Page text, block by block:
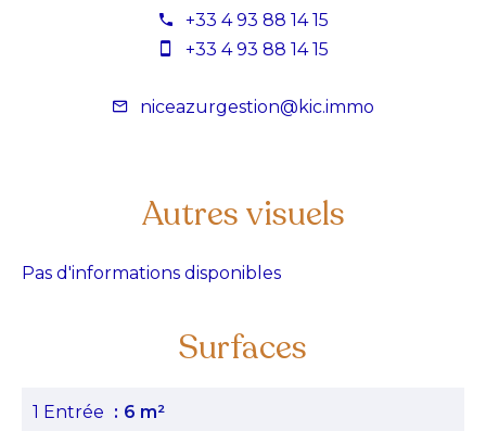
+33 4 93 88 14 15
+33 4 93 88 14 15
niceazurgestion@kic.immo
Autres visuels
Pas d'informations disponibles
Surfaces
1 Entrée 6 m²